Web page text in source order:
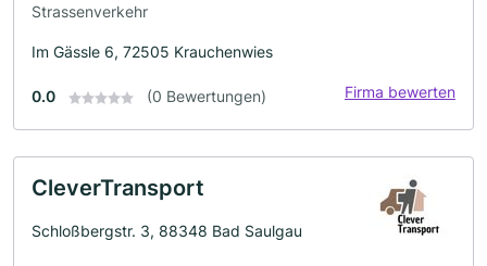
Strassenverkehr
Im Gässle 6, 72505 Krauchenwies
0.0 (0 Bewertungen) Firma bewerten
CleverTransport
Schloßbergstr. 3, 88348 Bad Saulgau